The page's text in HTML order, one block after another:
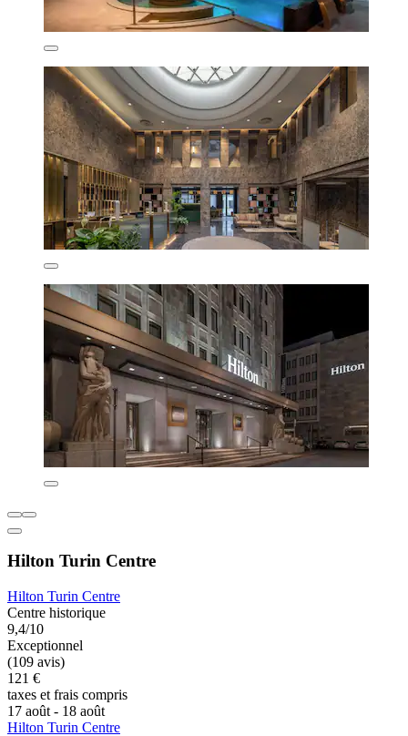
Hilton Turin Centre
Hilton Turin Centre
Centre historique
9,4/10
Exceptionnel
(109 avis)
121 €
taxes et frais compris
17 août - 18 août
Hilton Turin Centre